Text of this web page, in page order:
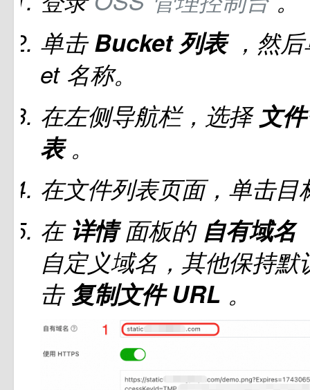
单击Bucket列表 ，然
et 名称。
在左侧导航栏，选择 文
表。
在文件列表页面，单击目
在详情面板的 自有域名
自定义域名，其他保持默
击 复制文件URL 。